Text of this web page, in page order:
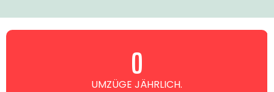
UMZÜGE JÄHRLICH.
0